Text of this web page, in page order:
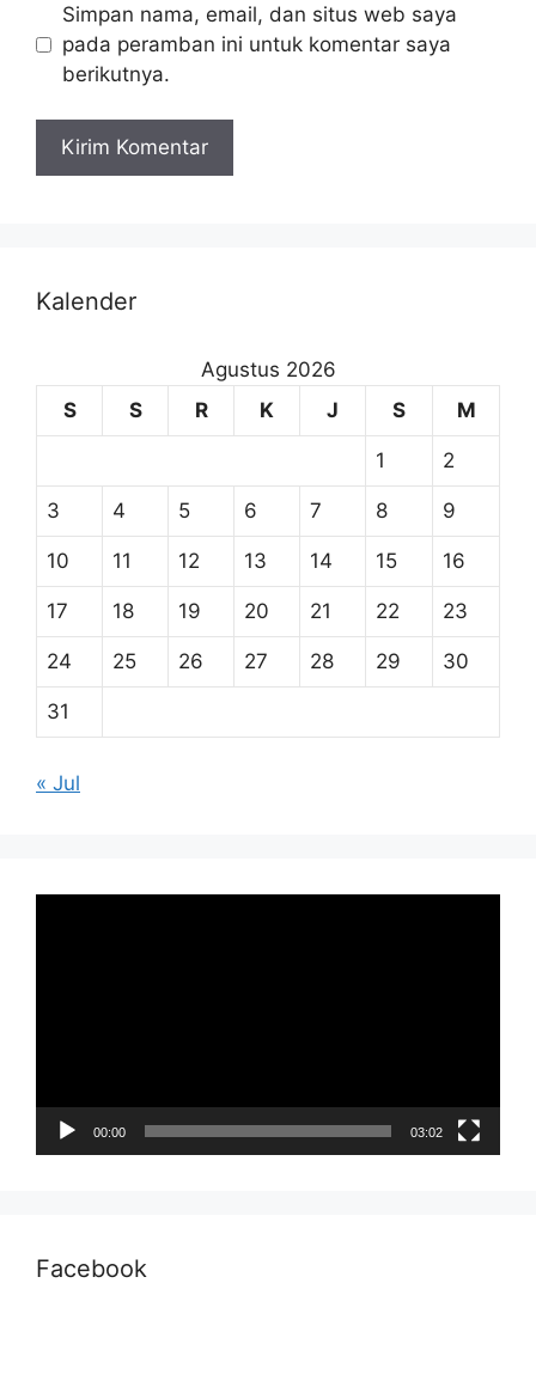
Simpan nama, email, dan situs web saya
pada peramban ini untuk komentar saya
berikutnya.
Kalender
Agustus 2026
S
S R K J S M
1 2
3 4 5 6 7 8 9
10 11 12 13 14 15 16
17 18 19 20 21 22 23
24 25 26 27 28 29 30
31
« Jul
00:00 03:02
Facebook